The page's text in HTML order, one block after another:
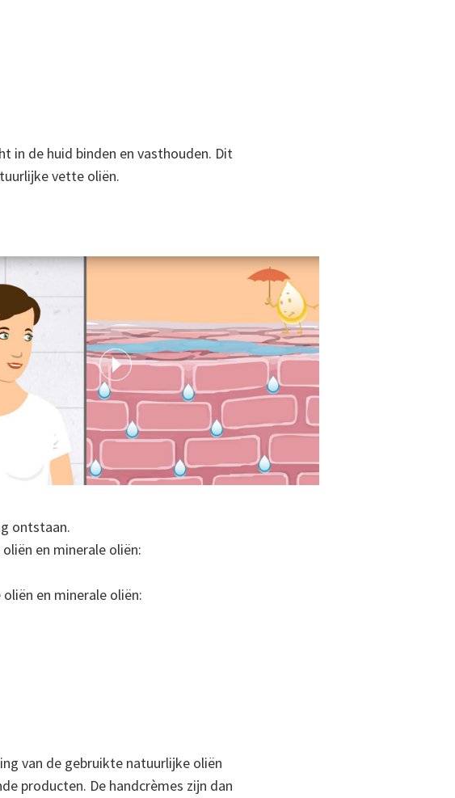
in de huid binden en vasthouden. Dit
vette oliën.
ontstaan.
en minerale oliën:
en minerale oliën:
van de gebruikte natuurlijke oliën
producten. De handcrèmes zijn dan